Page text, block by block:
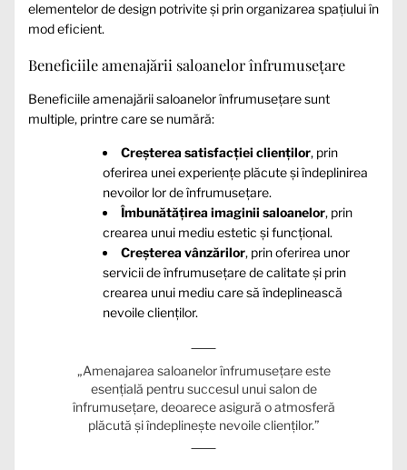
elementelor de design potrivite și prin organizarea spațiului în
mod eficient.
Beneficiile amenajării saloanelor înfrumusețare
Beneficiile amenajării saloanelor înfrumusețare sunt
multiple, printre care se numără:
Creșterea satisfacției clienților, prin
oferirea unei experiențe plăcute și îndeplinirea
nevoilor lor de înfrumusețare.
Îmbunătățirea imaginii saloanelor, prin
crearea unui mediu estetic și funcțional.
Creșterea vânzărilor, prin oferirea unor
servicii de înfrumusețare de calitate și prin
crearea unui mediu care să îndeplinească
nevoile clienților.
„Amenajarea saloanelor înfrumusețare este
esențială pentru succesul unui salon de
înfrumusețare, deoarece asigură o atmosferă
plăcută și îndeplinește nevoile clienților.”